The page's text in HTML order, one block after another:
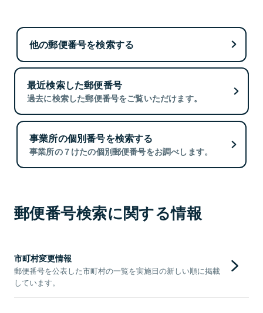
他の郵便番号を検索する
最近検索した郵便番号
過去に検索した郵便番号をご覧いただけます。
事業所の個別番号を検索する
事業所の７けたの個別郵便番号をお調べします。
郵便番号検索に関する情報
市町村変更情報
郵便番号を公表した市町村の一覧を実施日の新しい順に掲載
しています。